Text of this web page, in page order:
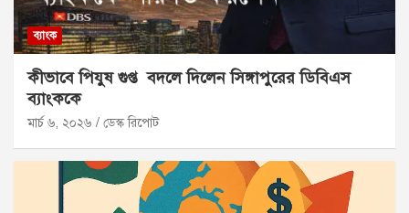
ব্যাংক
কীভাবে পিযুষ গুপ্ত বদলে দিলেন সিঙ্গাপুরের ডিবিএস
ব্যাংককে
মার্চ ৬, ২০২৬ ডেস্ক রিপোট